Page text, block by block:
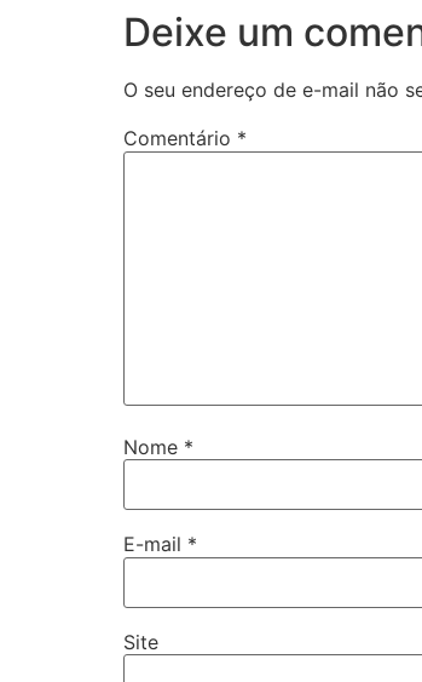
Deixe um
O seu endereço de e-mail não
Comentário *
Nome *
E-mail *
Site